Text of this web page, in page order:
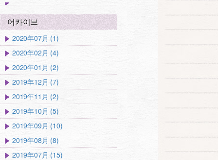
어카이브
2020年07月 (1)
2020年02月 (4)
2020年01月 (2)
2019年12月 (7)
2019年11月 (2)
2019年10月 (5)
2019年09月 (10)
2019年08月 (8)
2019年07月 (15)